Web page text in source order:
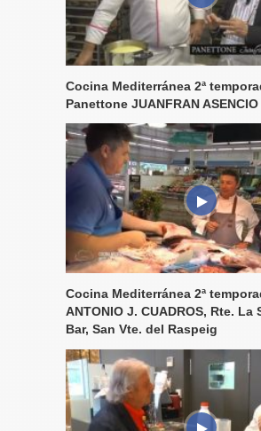
Cocina Mediterránea 2ª
Panettone JUANFRAN
Cocina Mediterránea 2ª
ANTONIO J. CUADROS, Rte. La
Bar, San Vte. del Raspeig